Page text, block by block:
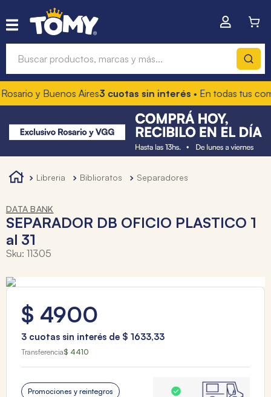
y Buenos Aires3 cuotas sin interés• En todas tus
libreria biblioratos separadores
DATA BANK
SEPARADOR DB OFICIO PLASTICO 1
al 31
Sku: 11305
$ 4900
3 cuotas sin interés de $ 1633,33
Transferencia$ 4410
Promociones y reintegros
Términos más buscados
1.
hot wheels